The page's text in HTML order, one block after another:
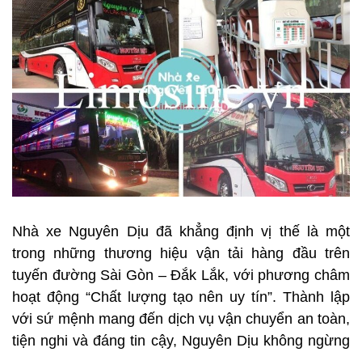
Nhà xe Nguyên Dịu đã khẳng định vị thế là một
trong những thương hiệu vận tải hàng đầu trên
tuyến đường Sài Gòn – Đắk Lắk, với phương châm
hoạt động “Chất lượng tạo nên uy tín”. Thành lập
với sứ mệnh mang đến dịch vụ vận chuyển an toàn,
tiện nghi và đáng tin cậy, Nguyên Dịu không ngừng